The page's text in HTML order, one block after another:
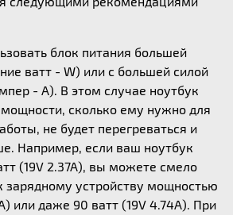
блок питания большей
ватт - W) или с большей силой
- А). В этом случае ноутбук
мощности, сколько ему нужно для
не будет перегреваться и
Например, если ваш ноутбук
(19V 2.37A), вы можете смело
зарядному устройству мощностью
или даже 90 ватт (19V 4.74A). При